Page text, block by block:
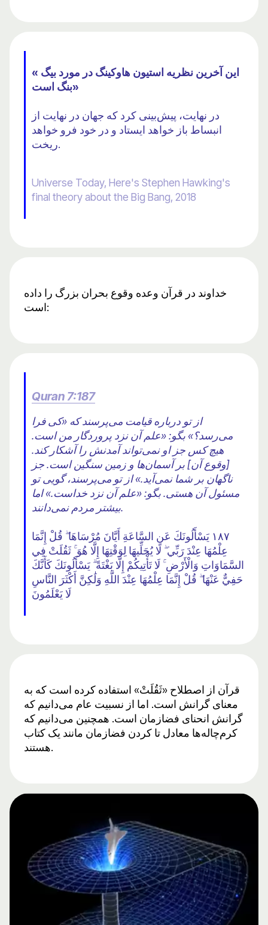
« این آخرین نظریه استیون هاوکینگ در مورد بیگ
بنگ است»
در نهایت، پیش‌بینی کرد که جهان در نهایت از
انبساط باز خواهد ایستاد و در خود فرو خواهد
ریخت.
Universe Today, Here's Stephen Hawking's
final theory about the Big Bang, 2018
خداوند در قرآن وعده وقوع بحران بزرگ را داده
است:
Quran 7:187
از تو درباره قیامت می‌پرسند که «کی فرا
می‌رسد؟» بگو: «علم آن نزد پروردگار من است.
هیچ کس جز او نمی‌تواند آمدنش را آشکار کند.
[وقوع آن] بر آسمان‌ها و زمین سنگین است. جز
ناگهان بر شما نمی‌آید.» از تو می‌پرسند، گویی تو
مسئول آن هستی. بگو: «علم آن نزد خداست.» اما
بیشتر مردم نمی‌دانند.
١٨٧ يَسْأَلُونَكَ عَنِ السَّاعَةِ أَيَّانَ مُرْسَاهَا ۖ قُلْ إِنَّمَا
عِلْمُهَا عِنْدَ رَبِّي ۖ لَا يُجَلِّيهَا لِوَقْتِهَا إِلَّا هُوَ ۚ ثَقُلَتْ فِي
السَّمَاوَاتِ وَالْأَرْضِ ۚ لَا تَأْتِيكُمْ إِلَّا بَغْتَةً ۗ يَسْأَلُونَكَ كَأَنَّكَ
حَفِيٌّ عَنْهَا ۖ قُلْ إِنَّمَا عِلْمُهَا عِنْدَ اللَّهِ وَلَٰكِنَّ أَكْثَرَ النَّاسِ
لَا يَعْلَمُونَ
قرآن از اصطلاح «ثَقُلَتْ» استفاده کرده است که به
معنای گرانش است. اما از نسبیت عام می‌دانیم که
گرانش انحنای فضازمان است. همچنین می‌دانیم که
کرم‌چاله‌ها معادل تا کردن فضازمان مانند یک کتاب
هستند.